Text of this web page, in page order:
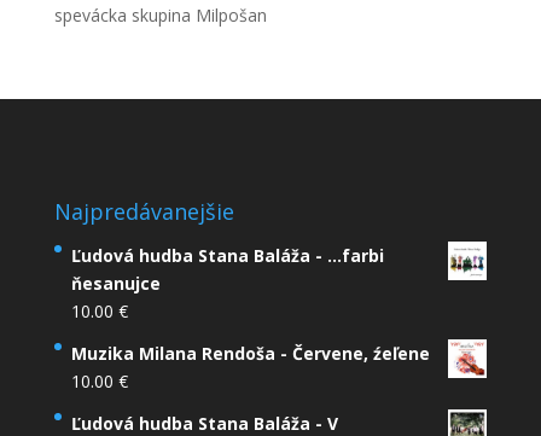
spevácka skupina Milpošan
Najpredávanejšie
Ľudová hudba Stana Baláža - ...farbi
ňesanujce
10.00 €
Muzika Milana Rendoša - Červene, źeľene
10.00 €
Ľudová hudba Stana Baláža - V